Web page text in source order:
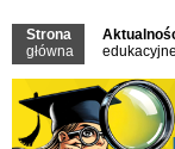
Strona
główna
edukacyjne